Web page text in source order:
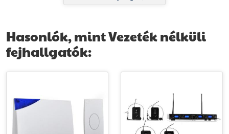
m, 2,4 GHz, Tv/HiFi/CD/MP3,
Hasonlók, mint Vezeték nélküli
fejhallgatók: